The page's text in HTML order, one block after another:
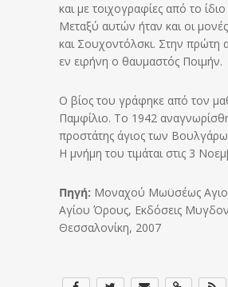
και με τοιχογραφίες από το
Μεταξύ αυτών ήταν και οι
και Σουχοντόλσκι. Στην πρώτη
εν ειρήνη ο θαυμαστός Ποιμήν.
Ο βίος του γράφηκε από τον
Παμφίλιο. Το 1942
προστάτης άγιος των
Η μνήμη του τιμάται στις 3
Πηγή: Μοναχού Μωϋσέως
Αγίου Όρους, Εκδόσεις
Θεσσαλονίκη, 2007